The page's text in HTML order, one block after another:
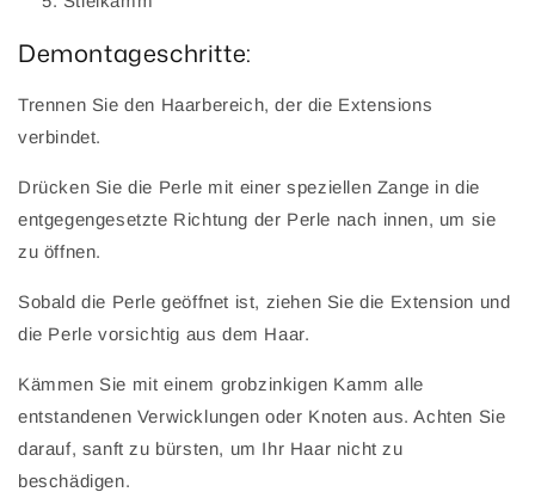
Demontageschritte:
Trennen Sie den Haarbereich, der die Extensions
verbindet.
Drücken Sie die Perle mit einer speziellen Zange in die
entgegengesetzte Richtung der Perle nach innen, um sie
zu öffnen.
Sobald die Perle geöffnet ist, ziehen Sie die Extension und
die Perle vorsichtig aus dem Haar.
Kämmen Sie mit einem grobzinkigen Kamm alle
entstandenen Verwicklungen oder Knoten aus. Achten Sie
darauf, sanft zu bürsten, um Ihr Haar nicht zu
beschädigen.